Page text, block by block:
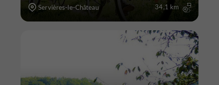
Servières-le-Château 34,1 km